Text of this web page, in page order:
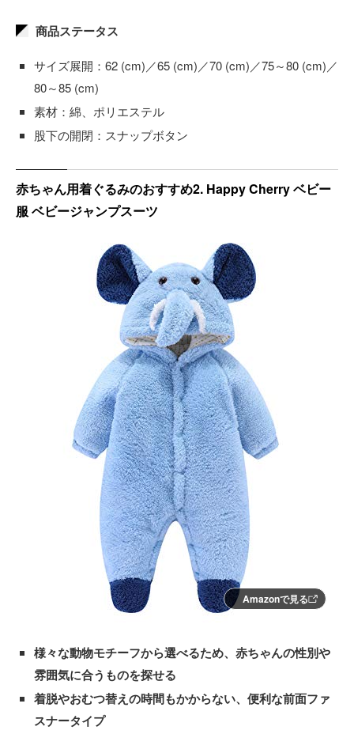
商品ステータス
サイズ展開：62 (cm)／65 (cm)／70 (cm)／75～80 (cm)／
80～85 (cm)
素材：綿、ポリエステル
股下の開閉：スナップボタン
赤ちゃん用着ぐるみのおすすめ2. Happy Cherry ベビー
服 ベビージャンプスーツ
Amazonで見る
様々な動物モチーフから選べるため、赤ちゃんの性別や
雰囲気に合うものを探せる
着脱やおむつ替えの時間もかからない、便利な前面ファ
スナータイプ